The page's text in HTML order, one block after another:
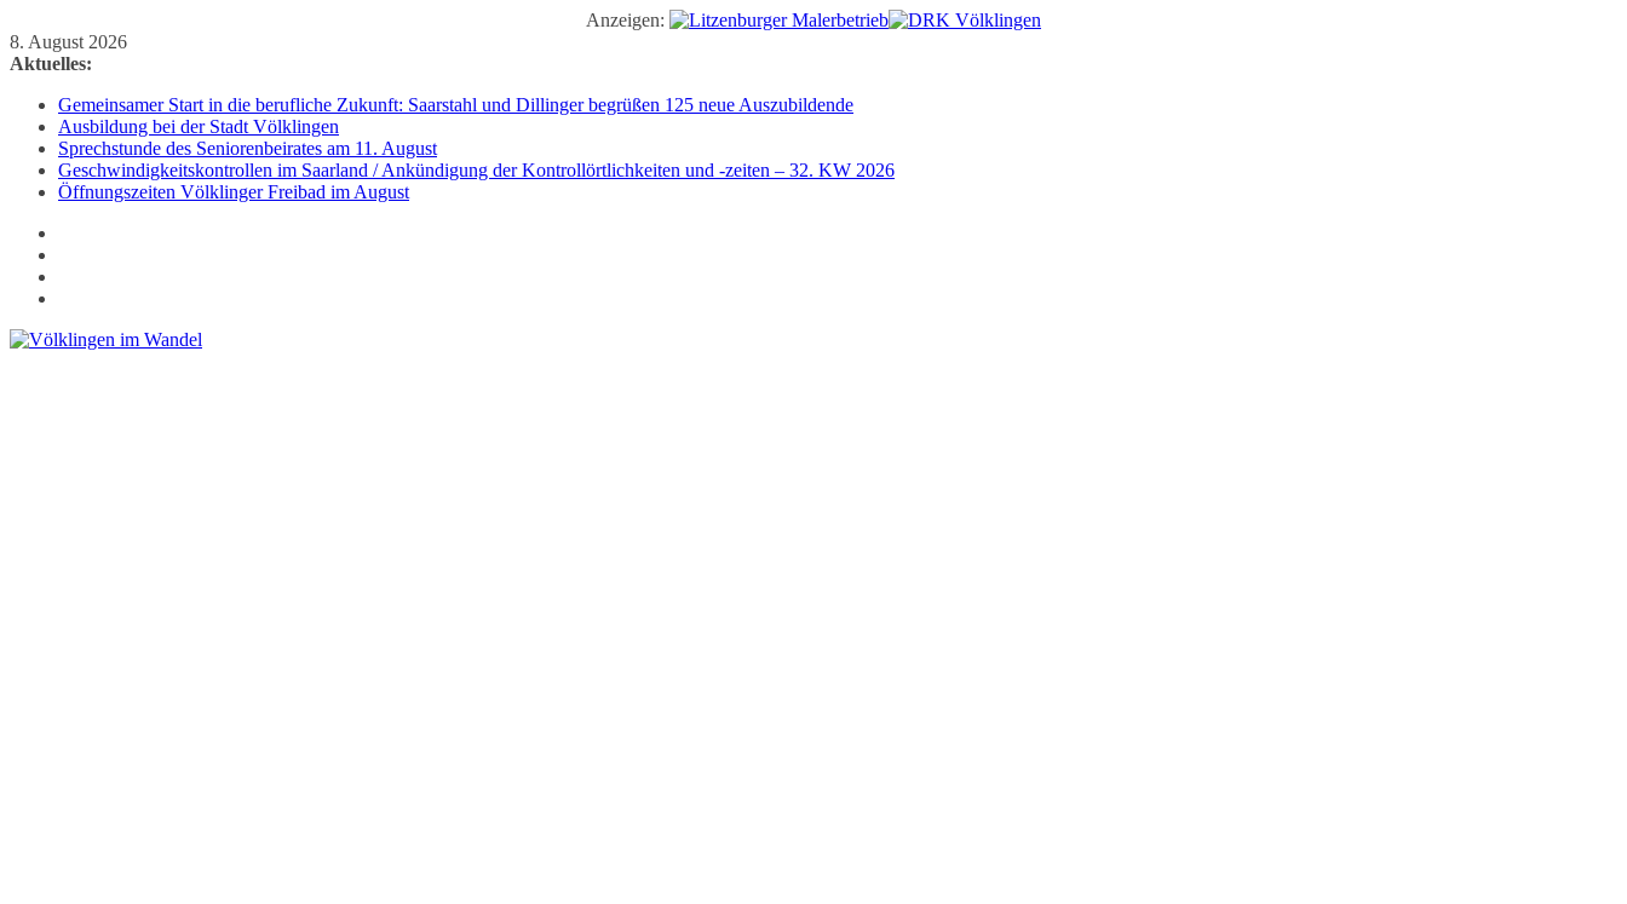
Anzeigen:
Zum
Inhalt
8. August 2026
Aktuelles:
Gemeinsamer Start in die berufliche Zukunft: Saarstahl und Dillinger begrüßen 125 neue Auszubildende
Ausbildung bei der Stadt Völklingen
Sprechstunde des Seniorenbeirates am 11. August
Geschwindigkeitskontrollen im Saarland / Ankündigung der Kontrollörtlichkeiten und -zeiten – 32. KW 2026
Öffnungszeiten Völklinger Freibad im August